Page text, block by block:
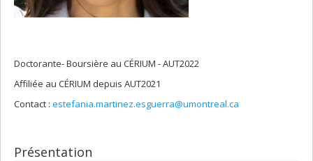
Doctorante- Boursière au CÉRIUM - AUT2022
Affiliée au CÉRIUM depuis AUT2021
Contact : estefania.martinez.esguerra@umontreal.ca
Présentation